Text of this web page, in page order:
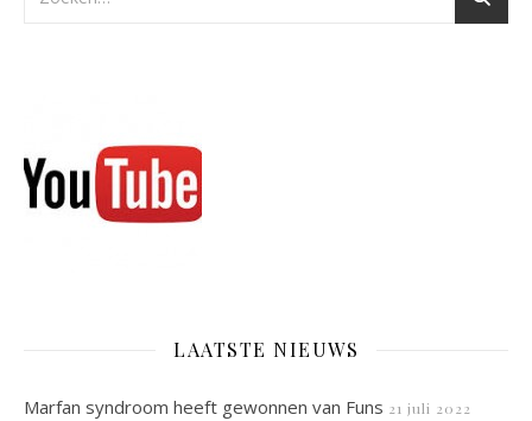
LAATSTE NIEUWS
Marfan syndroom heeft gewonnen van Funs 21 juli 2022